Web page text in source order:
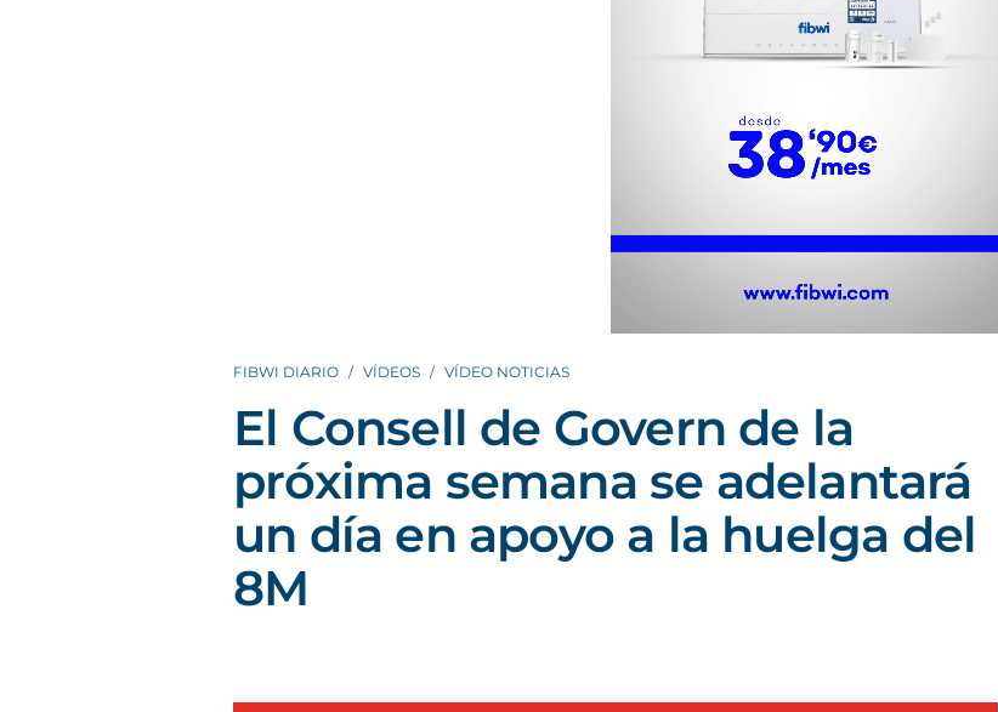
FIBWI DIARIO VÍDEOS VÍDEO NOTICIAS
El Consell de Govern de la
próxima semana se adelantará
un día en apoyo a la huelga del
8M